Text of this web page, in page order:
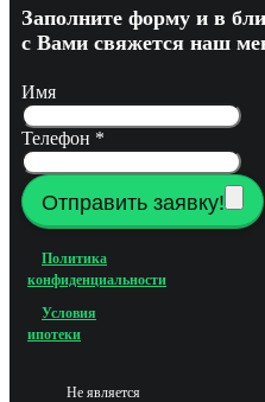
Заполните форму и в
с Вами свяжется наш
Имя
Телефон *
Отправить заявку!
Политика
конфиденциальности
Условия
ипотеки
Не является